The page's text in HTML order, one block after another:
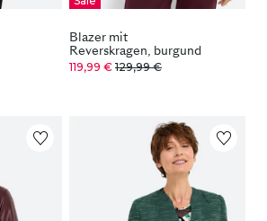
Blazer mit
Reverskragen, burgund
119,99 € 129,99 €